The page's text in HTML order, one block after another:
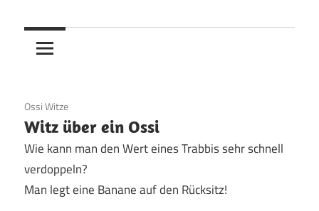
19. Juni 2020
Ossi Witze
Witz über ein Ossi
Wie kann man den Wert eines Trabbis sehr schnell
verdoppeln?
Man legt eine Banane auf den Rücksitz!